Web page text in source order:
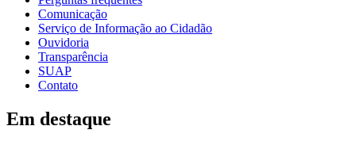
Comunicação
Serviço de Informação ao Cidadão
Ouvidoria
Transparência
SUAP
Contato
Em destaque